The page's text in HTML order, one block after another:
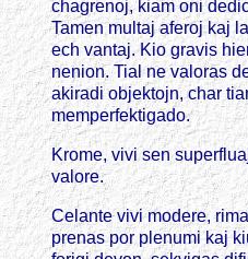
chagrenoj, kiam oni
Tamen multaj aferoj kaj
ech vantaj. Kio gravis
nenion. Tial ne valoras
akiradi objektojn, char
memperfektigado.
Krome, vivi sen
valore.
Celante vivi modere,
prenas por plenumi kaj